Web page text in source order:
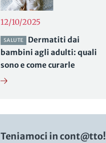
12/10/2025
SALUTE
Dermatiti dai
bambini agli adulti: quali
sono e come curarle
Teniamoci in cont@tto!